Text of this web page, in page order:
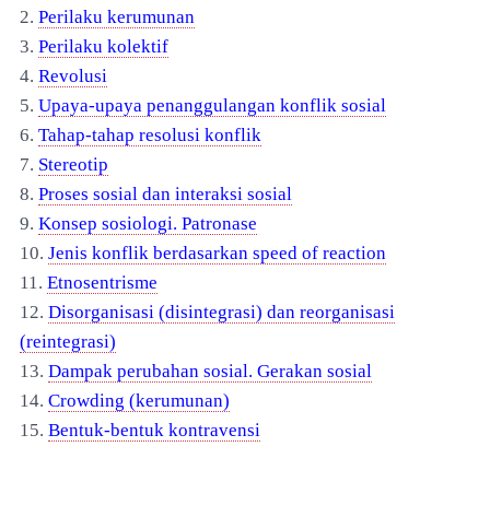
2. Perilaku kerumunan
3. Perilaku kolektif
4. Revolusi
5. Upaya-upaya penanggulangan konflik sosial
6. Tahap-tahap resolusi konflik
7. Stereotip
8. Proses sosial dan interaksi sosial
9. Konsep sosiologi. Patronase
10. Jenis konflik berdasarkan speed of reaction
11. Etnosentrisme
12. Disorganisasi (disintegrasi) dan reorganisasi
(reintegrasi)
13. Dampak perubahan sosial. Gerakan sosial
14. Crowding (kerumunan)
15. Bentuk-bentuk kontravensi